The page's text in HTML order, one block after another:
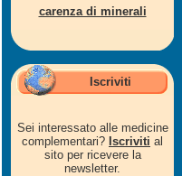
carenza di minerali
Iscriviti
Sei interessato alle medicine
complementari? Iscriviti al
sito per ricevere la
newsletter.